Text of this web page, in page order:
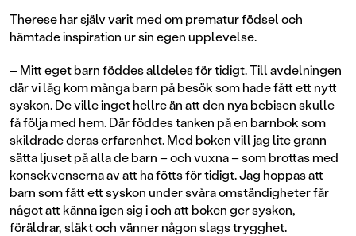
Therese har själv varit med om prematur födsel och
hämtade inspiration ur sin egen upplevelse.
– Mitt eget barn föddes alldeles för tidigt. Till avdelningen
där vi låg kom många barn på besök som hade fått ett nytt
syskon. De ville inget hellre än att den nya bebisen skulle
få följa med hem. Där föddes tanken på en barnbok som
skildrade deras erfarenhet. Med boken vill jag lite grann
sätta ljuset på alla de barn – och vuxna – som brottas med
konsekvenserna av att ha fötts för tidigt. Jag hoppas att
barn som fått ett syskon under svåra omständigheter får
något att känna igen sig i och att boken ger syskon,
föräldrar, släkt och vänner någon slags trygghet.